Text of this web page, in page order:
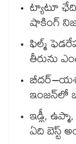
ట్యాటూ
షాకింగ్
ఫిల్మ్
తీరును
ఇంజన్‎లో
ఇడ్లీ,
ఏది బెస్ట్